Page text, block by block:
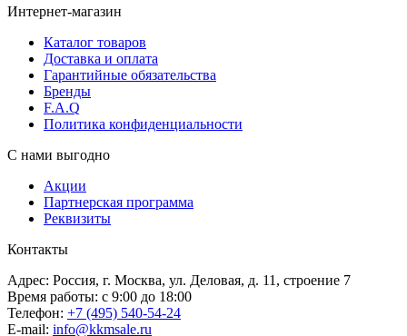
Интернет-магазин
Каталог товаров
Доставка и оплата
Гарантийные обязательства
Бренды
F.A.Q
Политика конфиденциальности
С нами выгодно
Акции
Партнерская программа
Реквизиты
Контакты
Адрес: Россия, г. Москва, ул. Деловая, д. 11, строение 7
Время работы: с 9:00 до 18:00
Телефон: +7 (495) 540-54-24
E-mail: info@kkmsale.ru